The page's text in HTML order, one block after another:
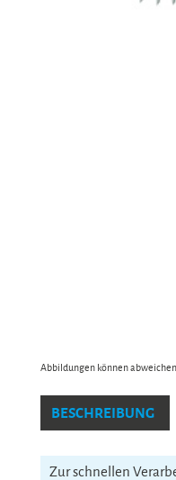
Abbildungen können abweichen
BESCHREIBUNG
Zur schnellen